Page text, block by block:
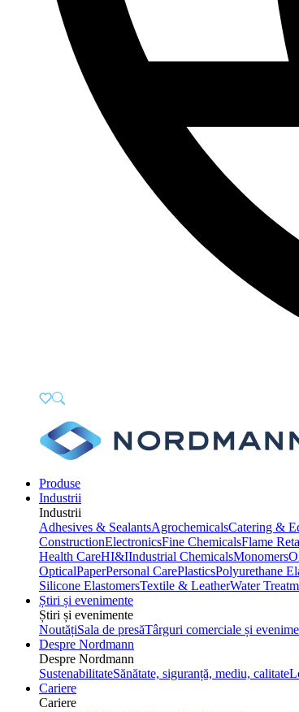
Produse
Industrii
Industrii
Adhesives & SealantsAgrochemicalsCatering &
ConstructionElectronicsFine ChemicalsFlame
Health CareHI&IIndustrial ChemicalsMonomers
OpticalPaperPersonal CarePlasticsPolyurethane
Silicone ElastomersTextile & LeatherWater
Știri și evenimente
Știri și evenimente
NoutățiSala de presăTârguri comerciale și
Despre Nordmann
Despre Nordmann
SustenabilitateSănătate, siguranță, mediu, calitate
Cariere
Cariere